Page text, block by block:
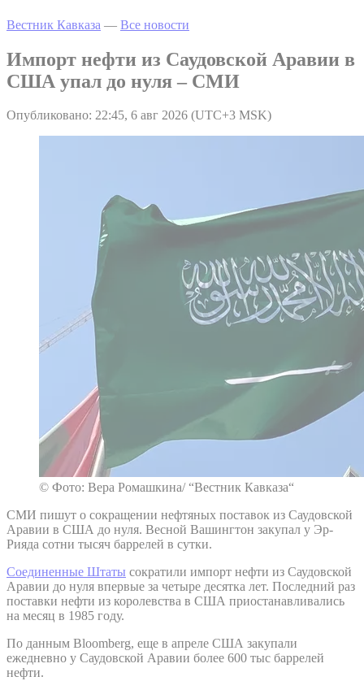
Вестник Кавказа — Все новости
Импорт нефти из Саудовской Аравии в
США упал до нуля – СМИ
Опубликовано: 22:45, 6 авг 2026 (UTC+3 MSK)
© Фото: Вера Ромашкина/ “Вестник Кавказа“
СМИ пишут о сокращении нефтяных поставок из Саудовской
Аравии в США до нуля. Весной Вашингтон закупал у Эр-
Рияда сотни тысяч баррелей в сутки.
Соединенные Штаты сократили импорт нефти из Саудовской
Аравии до нуля впервые за четыре десятка лет. Последний раз
поставки нефти из королевства в США приостанавливались
на месяц в 1985 году.
По данным Bloomberg, еще в апреле США закупали
ежедневно у Саудовской Аравии более 600 тыс баррелей
нефти.